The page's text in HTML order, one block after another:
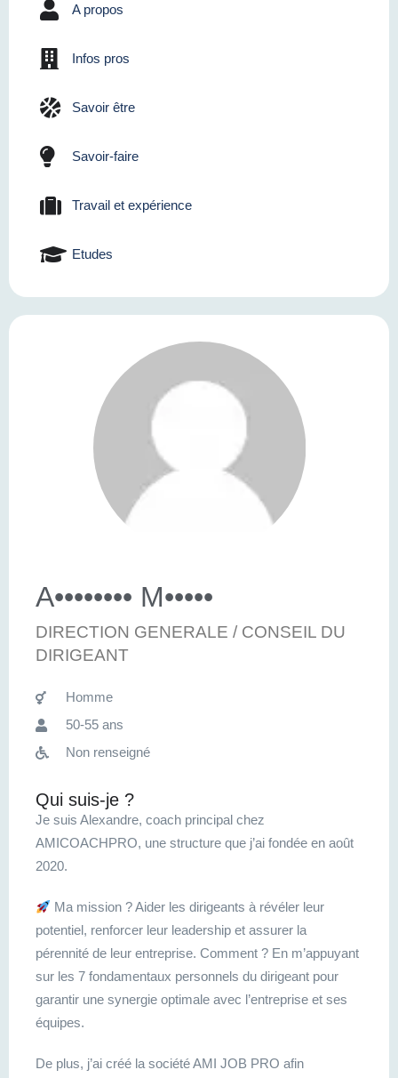
A propos
Infos pros
Savoir être
Savoir-faire
Travail et expérience
Etudes
A•••••••• M•••••
DIRECTION GENERALE / CONSEIL DU
DIRIGEANT
Homme
50-55 ans
Non renseigné
Qui suis-je ?
Je suis Alexandre, coach principal chez
AMICOACHPRO, une structure que j’ai fondée en août
2020.
Ma mission ? Aider les dirigeants à révéler leur
potentiel, renforcer leur leadership et assurer la
pérennité de leur entreprise. Comment ? En m’appuyant
sur les 7 fondamentaux personnels du dirigeant pour
garantir une synergie optimale avec l’entreprise et ses
équipes.
De plus, j’ai créé la société AMI JOB PRO afin